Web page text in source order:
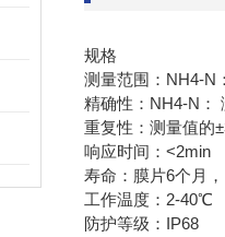
规格
测量范围：NH4-N
精确性：NH4-N：
重复性：测量值的
响应时间：<2min
寿命：膜片6个月
工作温度：2-40℃
防护等级：IP68